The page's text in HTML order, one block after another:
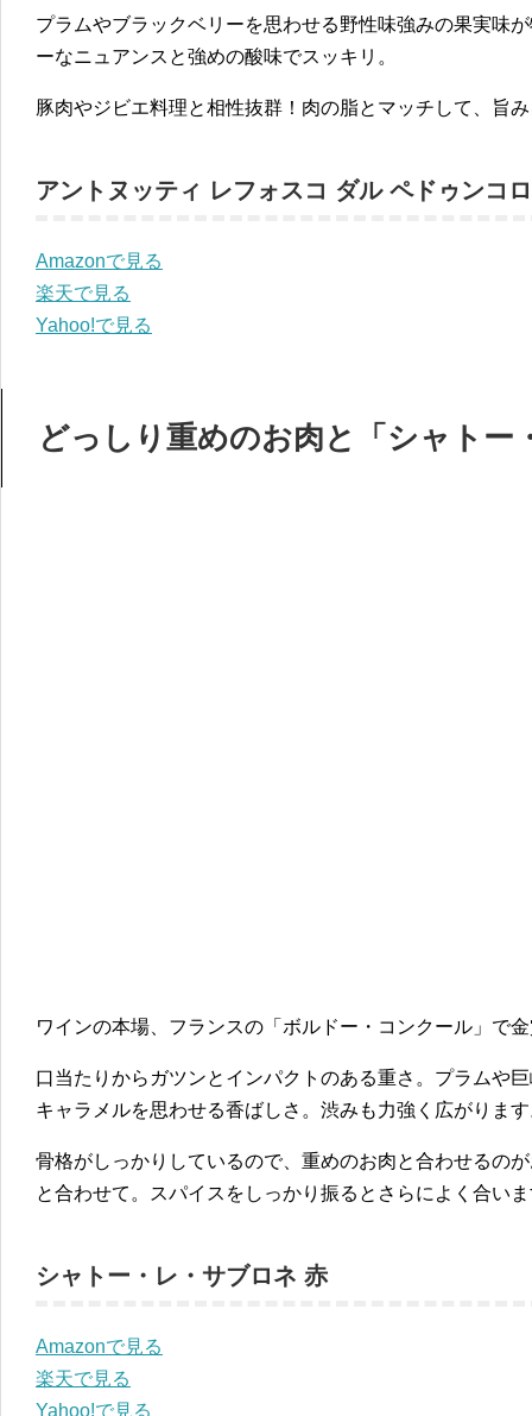
プラムやブラックベリーを思わせる野性味強みの果実味
ーなニュアンスと強めの酸味でスッキリ。
豚肉やジビエ料理と相性抜群！肉の脂とマッチして、旨
アントヌッティ レフォスコ ダル ペドゥンコ
Amazonで見る
楽天で見る
Yahoo!で見る
どっしり重めのお肉と「シャトー
ワインの本場、フランスの「ボルドー・コンクール」で
口当たりからガツンとインパクトのある重さ。プラムや
キャラメルを思わせる香ばしさ。渋みも力強く広がりま
骨格がしっかりしているので、重めのお肉と合わせるの
と合わせて。スパイスをしっかり振るとさらによく合い
シャトー・レ・サブロネ 赤
Amazonで見る
楽天で見る
Yahoo!で見る